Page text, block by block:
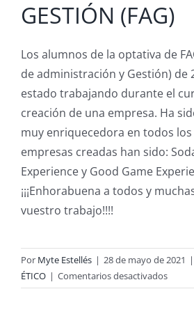
GESTIÓN (FAG)
Los alumnos de la optativa de
de administración y Gestión) de
estado trabajando durante el
creación de una empresa. Ha
muy enriquecedora en todos los
empresas creadas han sido:
Experience y Good Game
¡¡¡Enhorabuena a todos y
vuestro trabajo!!!!
Por Myte Estellés | 28 de mayo de 2021 |
ÉTICO | Comentarios desactivadosen